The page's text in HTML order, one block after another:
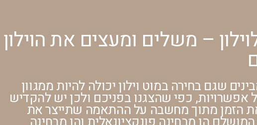
– משלים ומעצים את הוילון
שגם בחירה במוט וילון יכולה להיות ממגוון
אפשרויות, כפי שהצגנו בפניכם ולכן יש להקדיש
הזמן מתוך מחשבה על ההתאמה שתייצר את